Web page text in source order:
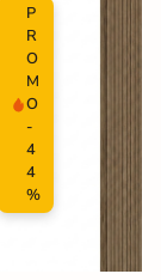
P
R
O
M
O
-
4
4
%